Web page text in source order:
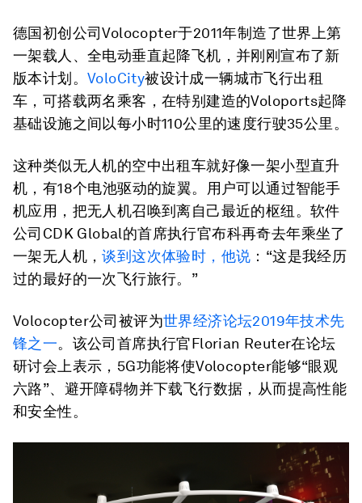
德国初创公司Volocopter于2011年制造了世界上第
一架载人、全电动垂直起降飞机，并刚刚宣布了新
版本计划。 VoloCity被设计成一辆城市飞行出租
车，可搭载两名乘客，在特别建造的Voloports起降
基础设施之间以每小时110公里的速度行驶35公里。
这种类似无人机的空中出租车就好像一架小型直升
机，有18个电池驱动的旋翼。用户可以通过智能手
机应用，把无人机召唤到离自己最近的枢纽。软件
公司CDK Global的首席执行官布科再奇去年乘坐了
一架无人机，谈到这次体验时，他说 ：“这是我经历
过的最好的一次飞行旅行。”
Volocopter公司被评为世界经济论坛2019年技术先
锋之一。该公司首席执行官Florian Reuter在论坛
研讨会上表示，5G功能将使Volocopter能够“眼观
六路”、避开障碍物并下载飞行数据，从而提高性能
和安全性。